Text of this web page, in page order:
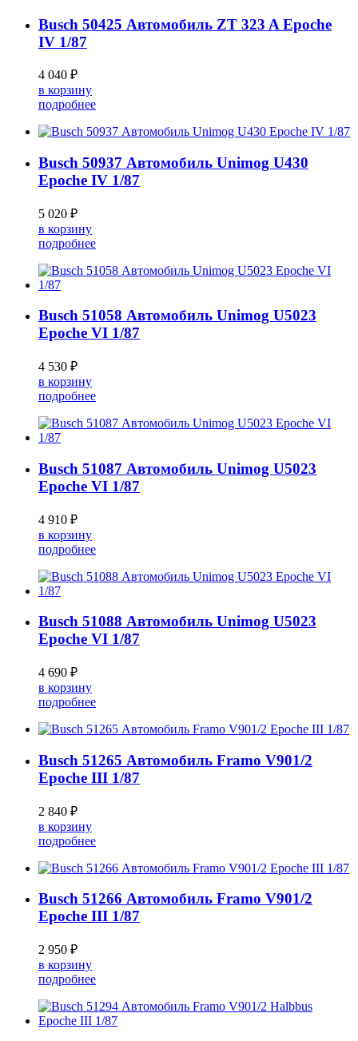
Busch 50425 Автомобиль ZT 323 A Epoche
IV 1/87
4 040 ₽
в корзину
подробнее
Busch 50937 Автомобиль Unimog U430
Epoche IV 1/87
5 020 ₽
в корзину
подробнее
Busch 51058 Автомобиль Unimog U5023
Epoche VI 1/87
4 530 ₽
в корзину
подробнее
Busch 51087 Автомобиль Unimog U5023
Epoche VI 1/87
4 910 ₽
в корзину
подробнее
Busch 51088 Автомобиль Unimog U5023
Epoche VI 1/87
4 690 ₽
в корзину
подробнее
Busch 51265 Автомобиль Framo V901/2
Epoche III 1/87
2 840 ₽
в корзину
подробнее
Busch 51266 Автомобиль Framo V901/2
Epoche III 1/87
2 950 ₽
в корзину
подробнее